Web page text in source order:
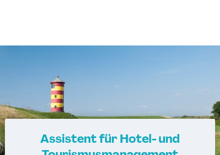
Assistent für Hotel- und